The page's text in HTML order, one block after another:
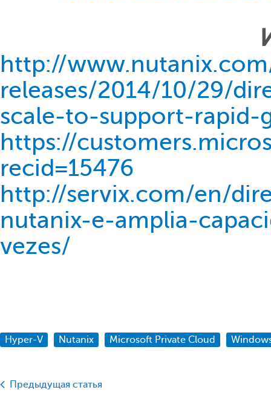
http://
releases/2014/10/29/
scale-to-support-rapid-
https://
recid=15476
http://servix.com/en/
nutanix-e-amplia-
vezes/
Hyper-V Nutanix Microsoft Private Cloud
Предыдущая статья